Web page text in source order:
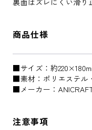
商品仕様
■サイズ：約
■素材：ポリエステル
■メーカー：
注意事項